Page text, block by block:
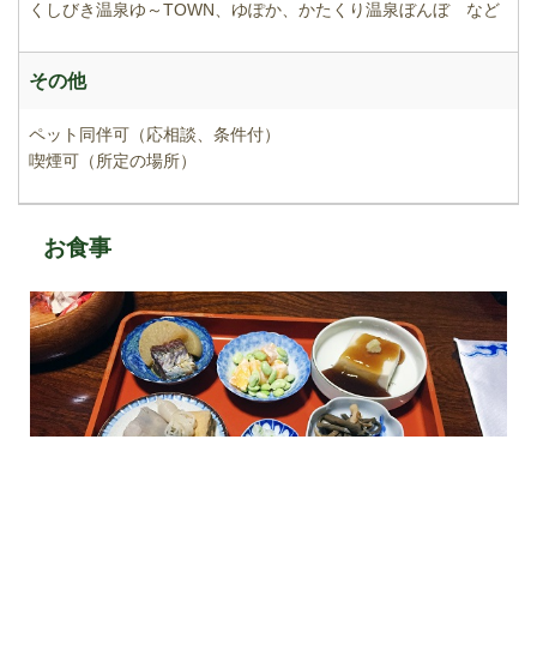
くしびき温泉ゆ～TOWN、ゆぽか、かたくり温泉ぼんぼ など
その他
ペット同伴可（応相談、条件付）
喫煙可（所定の場所）
お食事